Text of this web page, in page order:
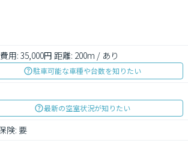
題ありません♪
用: 35,000円 距離: 200m / あり
駐車可能な車種や台数を知りたい
最新の空室状況が知りたい
険: 要